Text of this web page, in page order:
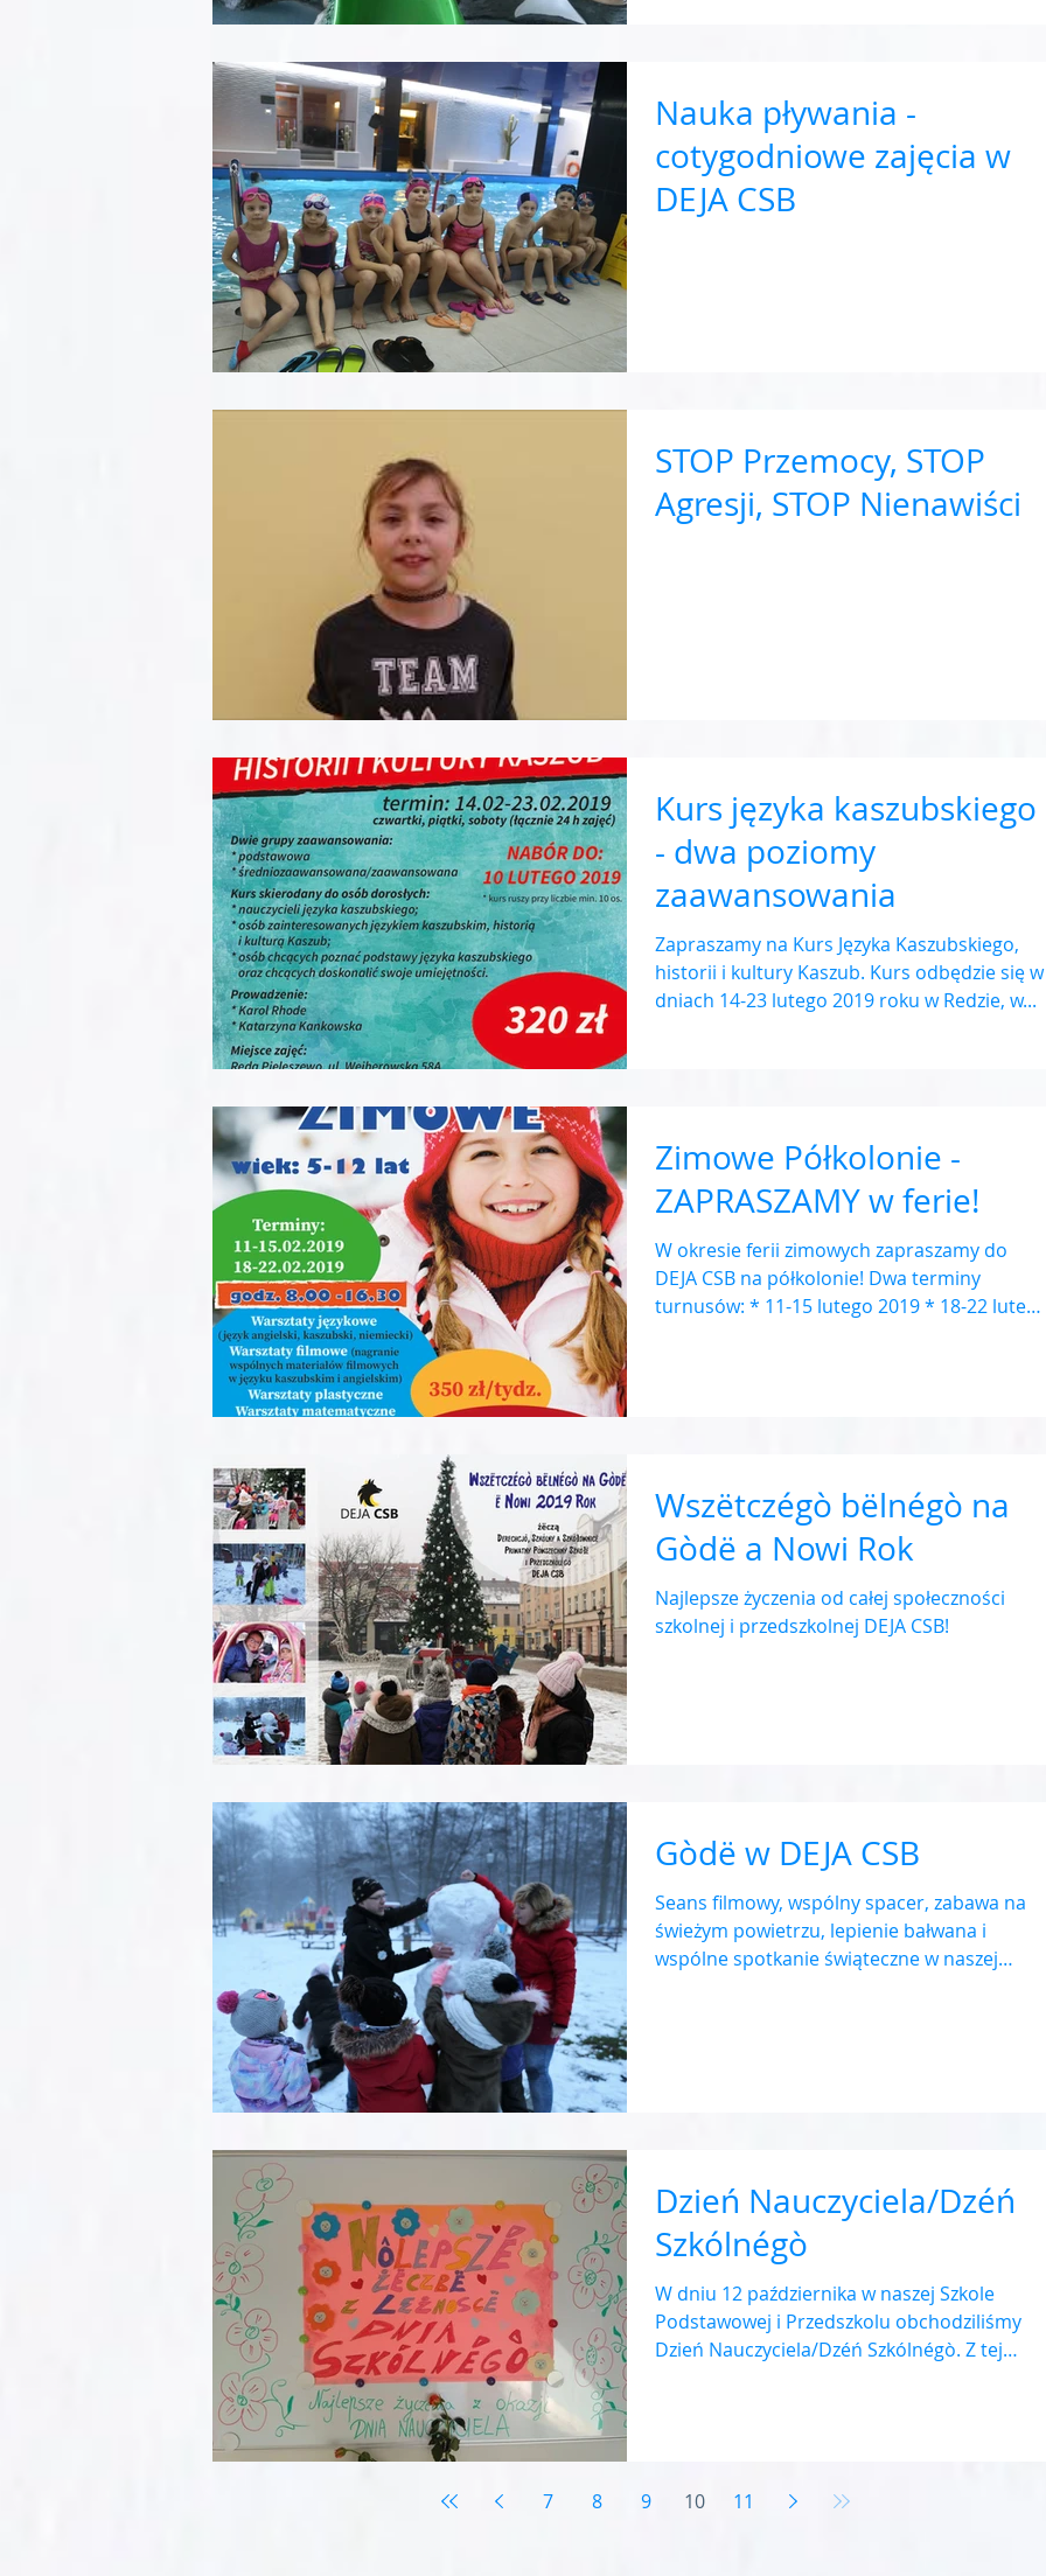
Nauka pływania -
cotygodniowe zajęcia w
DEJA CSB
STOP Przemocy, STOP
Agresji, STOP Nienawiści
Kurs języka kaszubskiego
- dwa poziomy
zaawansowania
Zapraszamy na Kurs Języka Kaszubskiego,
historii i kultury Kaszub. Kurs odbędzie się w
dniach 14-23 lutego 2019 roku w Redzie, w...
Zimowe Półkolonie -
ZAPRASZAMY w ferie!
W okresie ferii zimowych zapraszamy do
DEJA CSB na półkolonie! Dwa terminy
turnusów: * 11-15 lutego 2019 * 18-22
Wszëtczégò bëlnégò na
Gòdë a Nowi Rok
Najlepsze życzenia od całej społeczności
szkolnej i przedszkolnej DEJA CSB!
Gòdë w DEJA CSB
Seans filmowy, wspólny spacer, zabawa na
świeżym powietrzu, lepienie bałwana i
wspólne spotkanie świąteczne w naszej
Dzień Nauczyciela/Dzéń
Szkólnégò
W dniu 12 października w naszej Szkole
Podstawowej i Przedszkolu obchodziliśmy
Dzień Nauczyciela/Dzéń Szkólnégò. Z tej
7 8 9 10 11